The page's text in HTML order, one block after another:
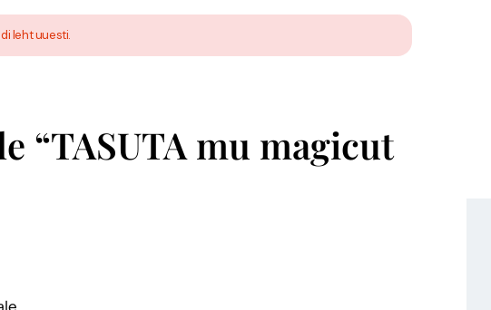
leht uuesti.
“TASUTA mu magicut